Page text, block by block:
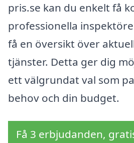
pris.se kan du enkelt få
professionella
få en översikt över
tjänster. Detta ger dig
ett välgrundat val som
behov och din budget.
Få 3 erbjudanden,